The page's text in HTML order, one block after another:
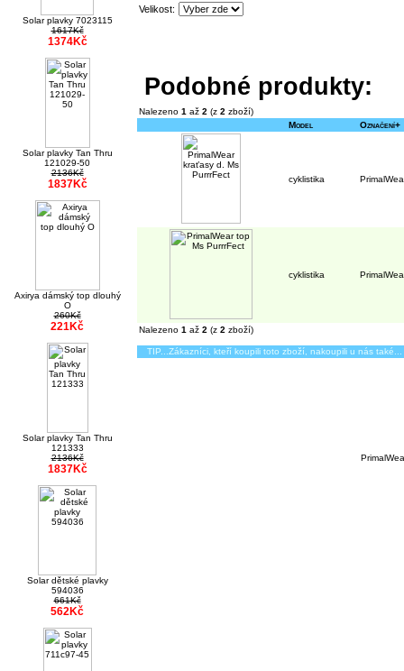
Solar plavky 7023115
1617Kč
1374Kč
Solar plavky Tan Thru
121029-50
2136Kč
1837Kč
Axirya dámský top dlouhý
O
260Kč
221Kč
Solar plavky Tan Thru
121333
2136Kč
1837Kč
Solar dětské plavky
594036
661Kč
562Kč
Velikost:
Podobné produkty:
Nalezeno 1 až 2 (z 2 zboží)
Model
Označení+
cyklistika
cyklistika
Nalezeno 1 až 2 (z 2 zboží)
TIP...Zákazníci, kteří koupili toto zboží, nakoupili u nás také...